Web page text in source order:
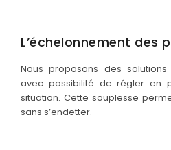
L’échelonnement des
Nous proposons des
avec possibilité de régler en
situation. Cette souplesse
sans s’endetter.